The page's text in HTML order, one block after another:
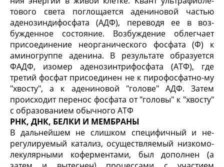
тового света поглощается адениновой частью
аденозиндифосфата (АДФ), переводя ее в воз­
бужденное состояние. Возбуждение облегчает
присоединение неорганического фосфата (Ф) к
аминогруппе аденина. В результате образуется
ФАДФ, изомер аденозинтрифосфата (АТФ), где
третий фосфат присоединен не к пирофосфатно-му
"хвосту", а к адениновой "голове" АДФ. Затем
происходит перенос фосфата от "головы" к "хвос­ту"
с образованием обычного АТФ
РНК, ДНК, БЕЛКИ И МЕМБРАНЫ
В дальнейшем не слишком специфичный и не­
регулируемый катализ, осуществляемый низкомо­
лекулярными коферментами, был дополнен (а